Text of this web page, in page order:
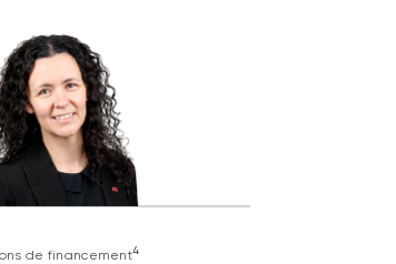
de financement4